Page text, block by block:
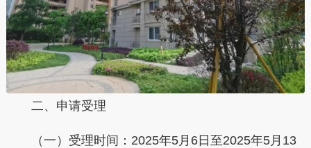
二、申请受理
（一）受理时间： 2025年5月6日至2025年5月13